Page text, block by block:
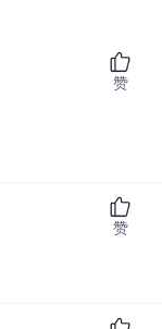
赞
赞